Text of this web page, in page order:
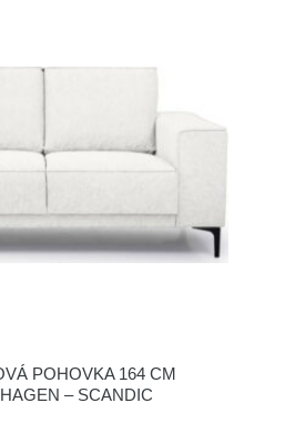
POHOVKA 164 CM
– SCANDIC